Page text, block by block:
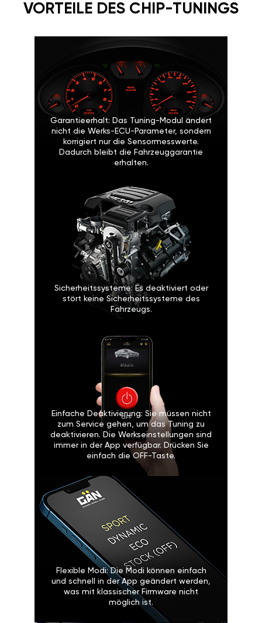
VORTEILE DES CHIP-TUNINGS
Garantieerhalt: Das Tuning-Modul ändert
nicht die Werks-ECU-Parameter, sondern
korrigiert nur die Sensormesswerte.
Dadurch bleibt die Fahrzeuggarantie
erhalten.
Sicherheitssysteme: Es deaktiviert oder
stört keine Sicherheitssysteme des
Fahrzeugs.
Einfache Deaktivierung: Sie müssen nicht
zum Service gehen, um das Tuning zu
deaktivieren. Die Werkseinstellungen sind
immer in der App verfügbar. Drücken Sie
einfach die OFF-Taste.
Flexible Modi: Die Modi können einfach
und schnell in der App geändert werden,
was mit klassischer Firmware nicht
möglich ist.